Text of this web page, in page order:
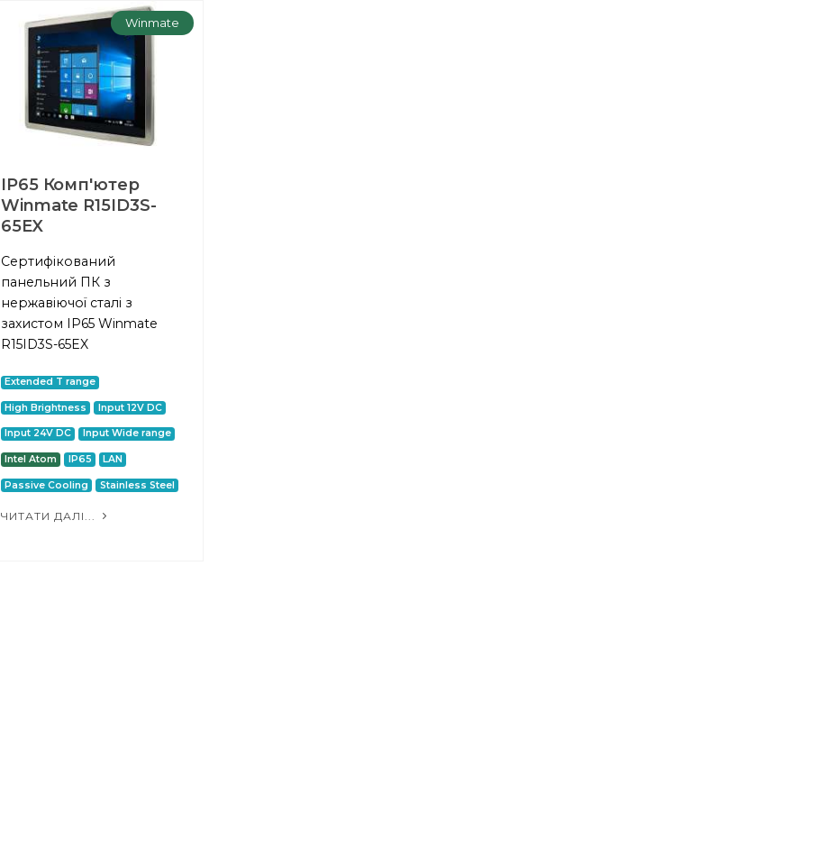
Winmate
IP65 Комп'ютер
Winmate R15ID3S-
65EX
Сертифікований
панельний ПК з
нержавіючої сталі з
захистом IP65 Winmate
R15ID3S-65EX
Extended T range
High Brightness Input 12V DC
Input 24V DC Input Wide range
Intel Atom IP65 LAN
Passive Cooling Stainless Steel
ЧИТАТИ ДАЛІ...